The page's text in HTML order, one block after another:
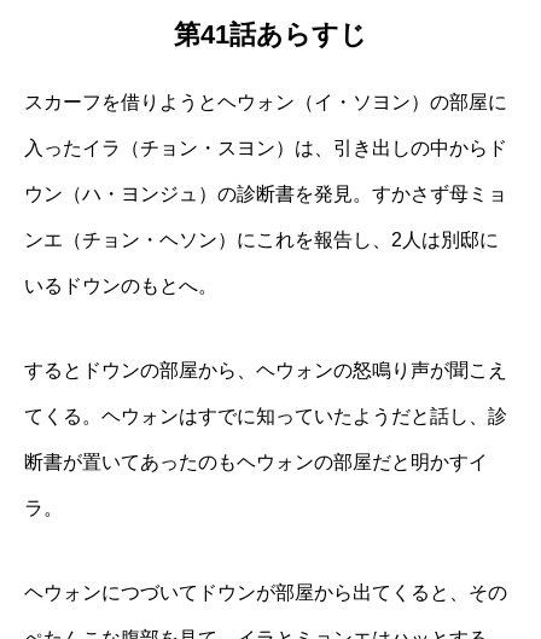
第41話あらすじ
スカーフを借りようとヘウォン（イ・ソヨン）の部屋に
入ったイラ（チョン・スヨン）は、引き出しの中からド
ウン（ハ・ヨンジュ）の診断書を発見。すかさず母ミョ
ンエ（チョン・ヘソン）にこれを報告し、2人は別邸に
いるドウンのもとへ。
するとドウンの部屋から、ヘウォンの怒鳴り声が聞こえ
てくる。ヘウォンはすでに知っていたようだと話し、診
断書が置いてあったのもヘウォンの部屋だと明かすイ
ラ。
ヘウォンにつづいてドウンが部屋から出てくると、その